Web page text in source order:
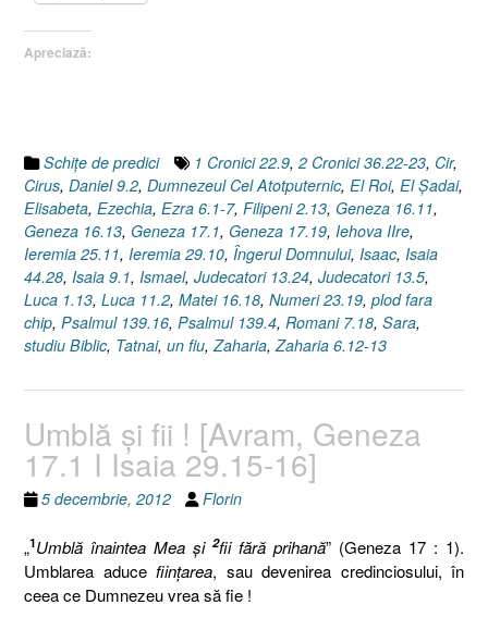
Apreciază:
Schiţe de predici 1 Cronici 22.9, 2 Cronici 36.22-23, Cir,
Cirus, Daniel 9.2, Dumnezeul Cel Atotputernic, El Roi, El Şadai,
Elisabeta, Ezechia, Ezra 6.1-7, Filipeni 2.13, Geneza 16.11,
Geneza 16.13, Geneza 17.1, Geneza 17.19, Iehova IIre,
Ieremia 25.11, Ieremia 29.10, Îngerul Domnului, Isaac, Isaia
44.28, Isaia 9.1, Ismael, Judecatori 13.24, Judecatori 13.5,
Luca 1.13, Luca 11.2, Matei 16.18, Numeri 23.19, plod fara
chip, Psalmul 139.16, Psalmul 139.4, Romani 7.18, Sara,
studiu Biblic, Tatnai, un fiu,Zaharia,Zaharia 6.12-13
Umblă şi fii ! [Avram, Geneza
17.1 I Isaia 29.15-16]
5 decembrie, 2012 Florin
„1Umblă înaintea Mea şi 2fii fără prihană” (Geneza 17 : 1).
Umblarea aduce fiinţarea, sau devenirea credinciosului, în
ceea ce Dumnezeu vrea să fie !